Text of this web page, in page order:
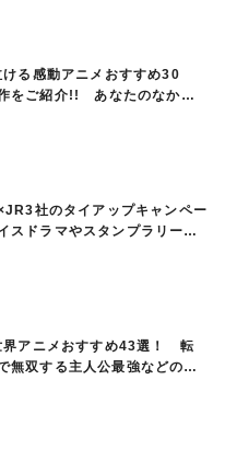
ける感動アニメおすすめ30
をご紹介!! あなたのなかの
社のタイアップキャンペー
ドラマやスタンプラリー、
界アニメおすすめ43選！ 転
無双する主人公最強などの人